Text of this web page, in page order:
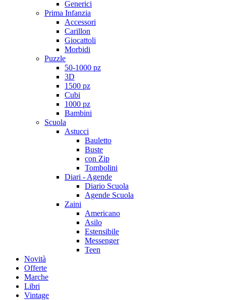
Generici
Prima Infanzia
Accessori
Carillon
Giocattoli
Morbidi
Puzzle
50-1000 pz
3D
1500 pz
Cubi
1000 pz
Bambini
Scuola
Astucci
Bauletto
Buste
con Zip
Tombolini
Diari - Agende
Diario Scuola
Agende Scuola
Zaini
Americano
Asilo
Estensibile
Messenger
Teen
Novità
Offerte
Marche
Libri
Vintage